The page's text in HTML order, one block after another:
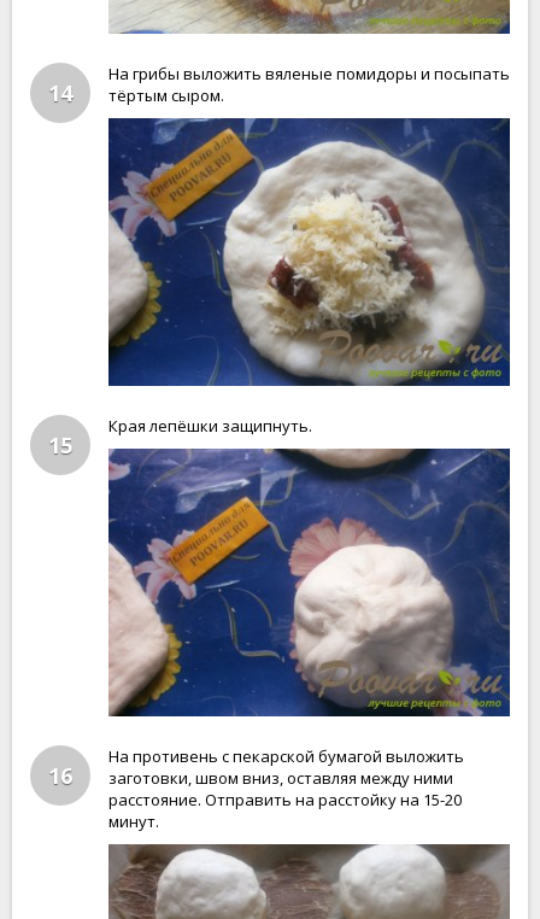
14
На грибы выложить вяленые помидоры и посыпать
тёртым сыром.
15
Края лепёшки защипнуть.
16
На противень с пекарской бумагой выложить
заготовки, швом вниз, оставляя между ними
расстояние. Отправить на расстойку на 15-20
минут.